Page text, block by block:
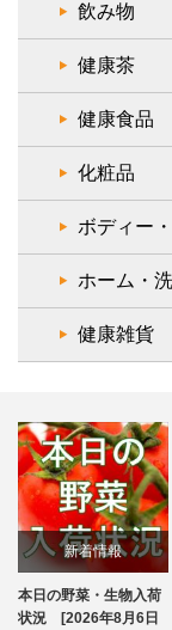
飲み物
健康茶
健康食品
化粧品
ボディー
ホーム・
健康雑貨
新着情報
ブログ
本日の野菜・生物入荷
状況 [2026年8月6日